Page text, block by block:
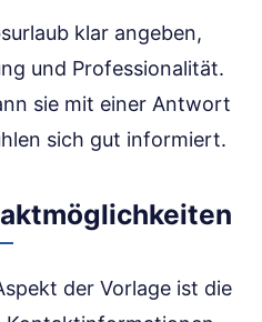
klar angeben,
und Professionalität.
sie mit einer Antwort
sich gut informiert.
der Vorlage ist die